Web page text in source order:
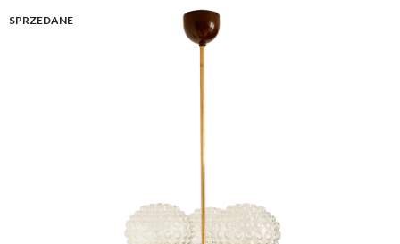
SPRZEDANE